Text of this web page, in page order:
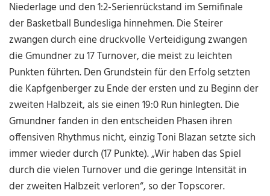
Niederlage und den 1:2-Serienrückstand im Semifinale
der Basketball Bundesliga hinnehmen. Die Steirer
zwangen durch eine druckvolle Verteidigung zwangen
die Gmundner zu 17 Turnover, die meist zu leichten
Punkten führten. Den Grundstein für den Erfolg setzten
die Kapfgenberger zu Ende der ersten und zu Beginn der
zweiten Halbzeit, als sie einen 19:0 Run hinlegten. Die
Gmundner fanden in den entscheiden Phasen ihren
offensiven Rhythmus nicht, einzig Toni Blazan setzte sich
immer wieder durch (17 Punkte). „Wir haben das Spiel
durch die vielen Turnover und die geringe Intensität in
der zweiten Halbzeit verloren“, so der Topscorer.